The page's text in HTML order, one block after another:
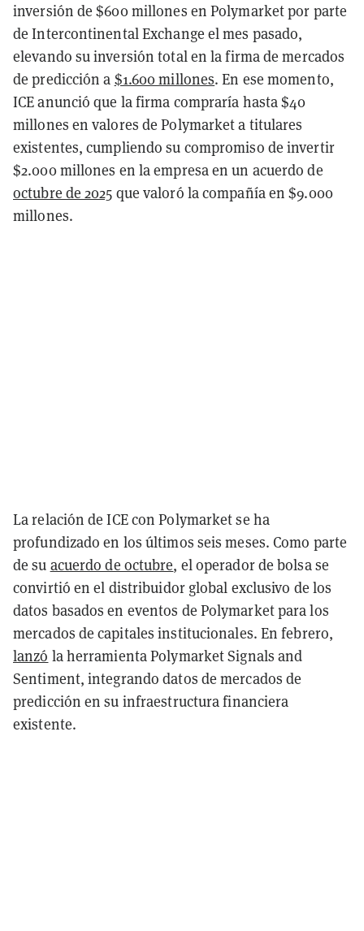
inversión de $600 millones en Polymarket por parte
de Intercontinental Exchange el mes pasado,
elevando su inversión total en la firma de mercados
de predicción a $1.600 millones. En ese momento,
ICE anunció que la firma compraría hasta $40
millones en valores de Polymarket a titulares
existentes, cumpliendo su compromiso de invertir
$2.000 millones en la empresa en un acuerdo de
octubre de 2025 que valoró la compañía en $9.000
millones.
La relación de ICE con Polymarket se ha
profundizado en los últimos seis meses. Como parte
de su acuerdo de octubre, el operador de bolsa se
convirtió en el distribuidor global exclusivo de los
datos basados en eventos de Polymarket para los
mercados de capitales institucionales. En febrero,
lanzó la herramienta Polymarket Signals and
Sentiment, integrando datos de mercados de
predicción en su infraestructura financiera
existente.